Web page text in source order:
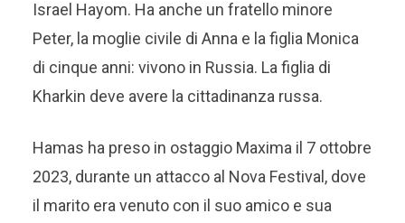
Israel Hayom. Ha anche un fratello minore
Peter, la moglie civile di Anna e la figlia Monica
di cinque anni: vivono in Russia. La figlia di
Kharkin deve avere la cittadinanza russa.
Hamas ha preso in ostaggio Maxima il 7 ottobre
2023, durante un attacco al Nova Festival, dove
il marito era venuto con il suo amico e sua